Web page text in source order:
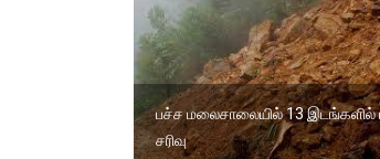
பச்ச மலைசாலையில் 13
சரிவு